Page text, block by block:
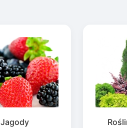
Jagody